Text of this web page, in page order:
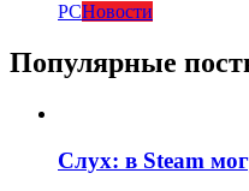
PCНовости
Популярные
Слух: в Steam